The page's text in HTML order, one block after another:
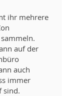
ihr mehrere
auf der
auch
immer
sind.